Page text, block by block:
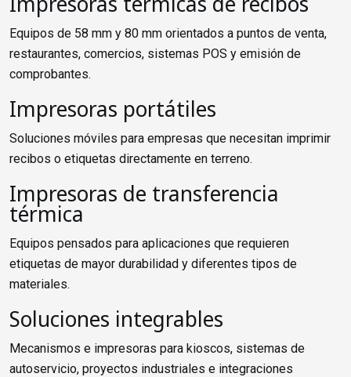
Equipos de 58 mm y 80 mm orientados a puntos de venta,
restaurantes, comercios, sistemas POS y emisión de
comprobantes.
Impresoras portátiles
Soluciones móviles para empresas que necesitan imprimir
recibos o etiquetas directamente en terreno.
Impresoras de transferencia
térmica
Equipos pensados para aplicaciones que requieren
etiquetas de mayor durabilidad y diferentes tipos de
materiales.
Soluciones integrables
Mecanismos e impresoras para kioscos, sistemas de
autoservicio, proyectos industriales e integraciones